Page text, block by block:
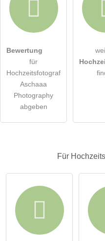
Die Datenschutzerklärung
öffentliche Frage stellen
Hinweis:Bitte beachten Sie,
Besucher sichtbar
.
Bewertung
für
Hochzeitsfotograf
Aschaaa
Photography
abgeben
Für